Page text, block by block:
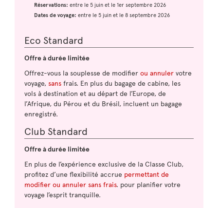
Réservations: entre le 5 juin et le 1er septembre 2026
Dates de voyage: entre le 5 juin et le 8 septembre 2026
Eco Standard
Offre à durée limitée
Offrez-vous la souplesse de modifier ou annuler votre
voyage, sans frais. En plus du bagage de cabine, les
vols à destination et au départ de l’Europe, de
l’Afrique, du Pérou et du Brésil, incluent un bagage
enregistré.
Club Standard
Offre à durée limitée
En plus de l’expérience exclusive de la Classe Club,
profitez d’une flexibilité accrue permettant de
modifier ou annuler sans frais. pour planifier votre
voyage l’esprit tranquille.